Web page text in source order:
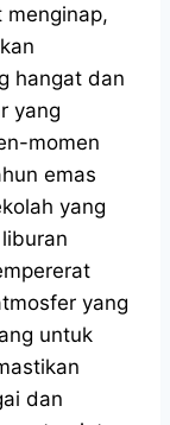
hangat dan
yang
momen
emas
yang
yang
untuk
dan